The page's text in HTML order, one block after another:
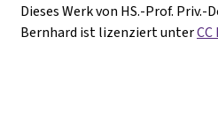
Dieses Werk von HS.-Prof. Priv.-
Bernhard ist lizenziert unterCC